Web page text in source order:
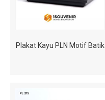
Plakat Kayu PLN Motif Batik